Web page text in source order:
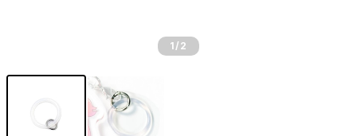
1 /2